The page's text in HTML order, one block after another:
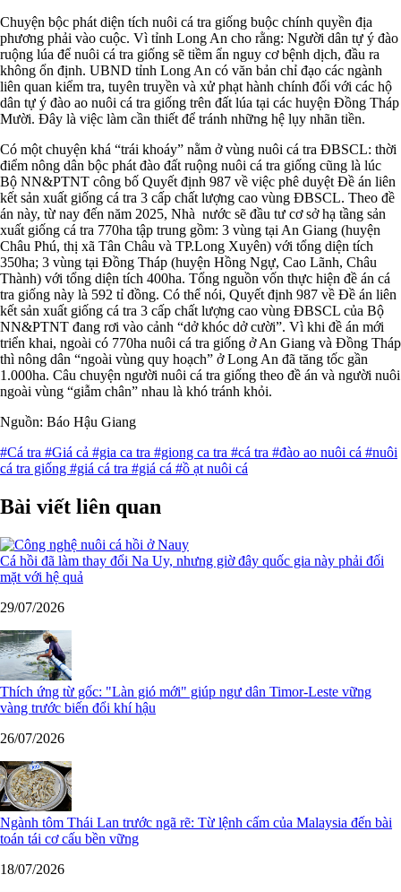
Chuyện bộc phát diện tích nuôi cá tra giống buộc chính quyền địa
phương phải vào cuộc. Vì tỉnh Long An cho rằng: Người dân tự ý đào
ruộng lúa để nuôi cá tra giống sẽ tiềm ẩn nguy cơ bệnh dịch, đầu ra
không ổn định. UBND tỉnh Long An có văn bản chỉ đạo các ngành
liên quan kiểm tra, tuyên truyền và xử phạt hành chính đối với các hộ
dân tự ý đào ao nuôi cá tra giống trên đất lúa tại các huyện Đồng Tháp
Mười. Đây là việc làm cần thiết để tránh những hệ lụy nhãn tiền.
Có một chuyện khá “trái khoáy” nằm ở vùng nuôi cá tra ĐBSCL: thời
điểm nông dân bộc phát đào đất ruộng nuôi cá tra giống cũng là lúc
Bộ NN&PTNT công bố Quyết định 987 về việc phê duyệt Đề án liên
kết sản xuất giống cá tra 3 cấp chất lượng cao vùng ĐBSCL. Theo đề
án này, từ nay đến năm 2025, Nhà nước sẽ đầu tư cơ sở hạ tầng sản
xuất giống cá tra 770ha tập trung gồm: 3 vùng tại An Giang (huyện
Châu Phú, thị xã Tân Châu và TP.Long Xuyên) với tổng diện tích
350ha; 3 vùng tại Đồng Tháp (huyện Hồng Ngự, Cao Lãnh, Châu
Thành) với tổng diện tích 400ha. Tổng nguồn vốn thực hiện đề án cá
tra giống này là 592 tỉ đồng. Có thể nói, Quyết định 987 về Đề án liên
kết sản xuất giống cá tra 3 cấp chất lượng cao vùng ĐBSCL của Bộ
NN&PTNT đang rơi vào cảnh “dở khóc dở cười”. Vì khi đề án mới
triển khai, ngoài có 770ha nuôi cá tra giống ở An Giang và Đồng Tháp
thì nông dân “ngoài vùng quy hoạch” ở Long An đã tăng tốc gần
1.000ha. Câu chuyện người nuôi cá tra giống theo đề án và người nuôi
ngoài vùng “giẫm chân” nhau là khó tránh khỏi.
Nguồn: Báo Hậu Giang
#Cá tra #Giá cả #gia ca tra #giong ca tra #cá tra #đào ao nuôi cá #nuôi
cá tra giống #giá cá tra #giá cá #ồ ạt nuôi cá
Bài viết liên quan
Cá hồi đã làm thay đổi Na Uy, nhưng giờ đây quốc gia này phải đối
mặt với hệ quả
29/07/2026
Thích ứng từ gốc: "Làn gió mới" giúp ngư dân Timor-Leste vững
vàng trước biến đổi khí hậu
26/07/2026
Ngành tôm Thái Lan trước ngã rẽ: Từ lệnh cấm của Malaysia đến bài
toán tái cơ cấu bền vững
18/07/2026